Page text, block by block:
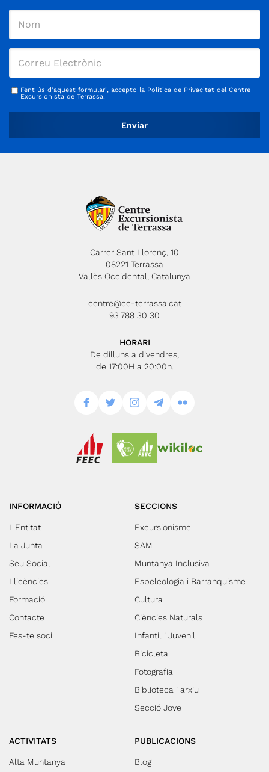
Fent ús d'aquest formulari, accepto la Política de Privacitat del Centre
Excursionista de Terrassa.
Carrer Sant Llorenç, 10
08221 Terrassa
Vallès Occidental, Catalunya
centre@ce-terrassa.cat
93 788 30 30
HORARI
De dilluns a divendres,
de 17:00H a 20:00h.
INFORMACIÓ
L'Entitat
La Junta
Seu Social
Llicències
Formació
Contacte
Fes-te soci
SECCIONS
Excursionisme
SAM
Muntanya Inclusiva
Espeleologia i Barranquisme
Cultura
Ciències Naturals
Infantil i Juvenil
Bicicleta
Fotografia
Biblioteca i arxiu
Secció Jove
ACTIVITATS
Alta Muntanya
PUBLICACIONS
Blog